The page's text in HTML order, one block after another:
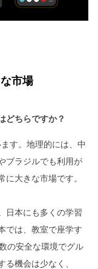
市場
どちらですか？
す。地理的には、中
ブラジルでも利用が
大きな市場です。
日本にも多くの学習
では、教室で座学す
の安全な環境でグル
機会は少なく、